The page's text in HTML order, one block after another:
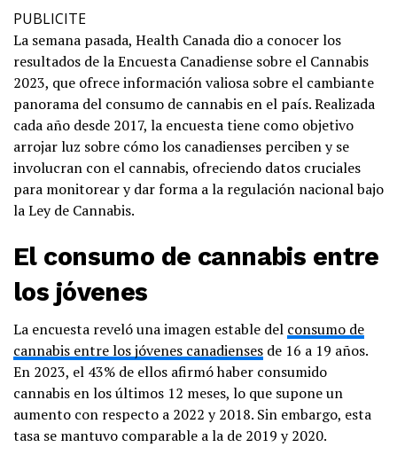
PUBLICITE
La semana pasada, Health Canada dio a conocer los
resultados de la Encuesta Canadiense sobre el Cannabis
2023, que ofrece información valiosa sobre el cambiante
panorama del consumo de cannabis en el país. Realizada
cada año desde 2017, la encuesta tiene como objetivo
arrojar luz sobre cómo los canadienses perciben y se
involucran con el cannabis, ofreciendo datos cruciales
para monitorear y dar forma a la regulación nacional bajo
la Ley de Cannabis.
El consumo de cannabis entre
los jóvenes
La encuesta reveló una imagen estable del consumo de
cannabis entre los jóvenes canadienses de 16 a 19 años.
En 2023, el 43% de ellos afirmó haber consumido
cannabis en los últimos 12 meses, lo que supone un
aumento con respecto a 2022 y 2018. Sin embargo, esta
tasa se mantuvo comparable a la de 2019 y 2020.